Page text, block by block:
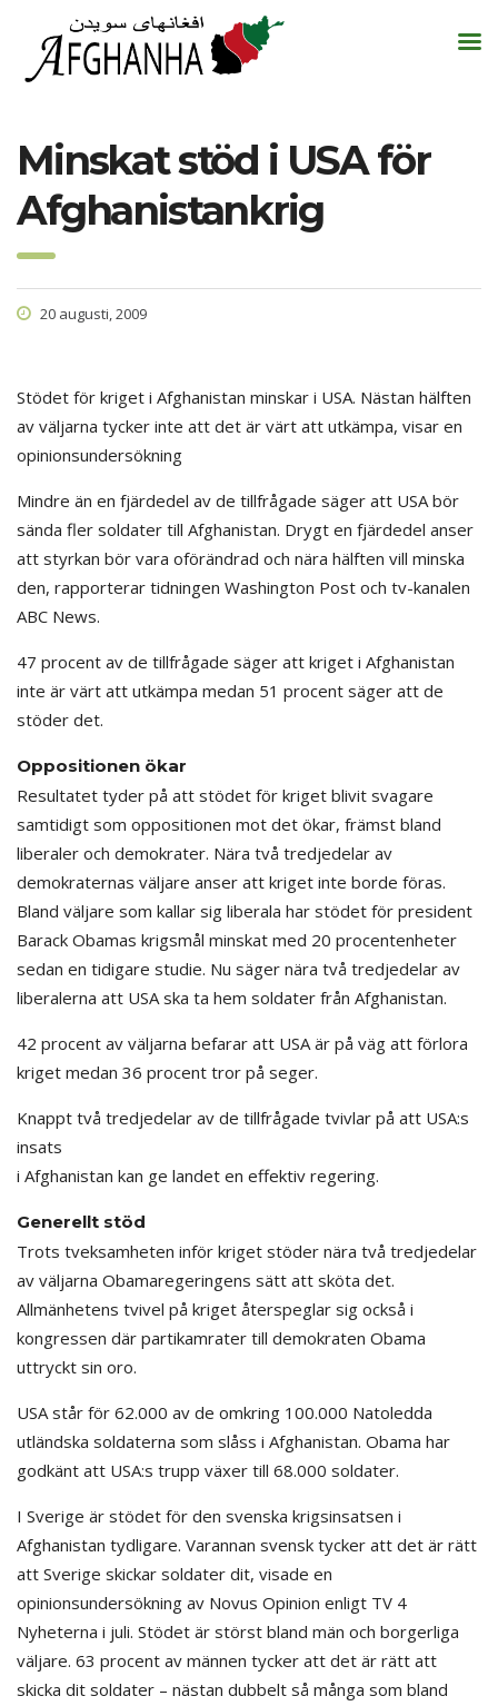
Minskat stöd i USA för
Afghanistankrig
20 augusti, 2009
Stödet för kriget i Afghanistan minskar i USA. Nästan hälften
av väljarna tycker inte att det är värt att utkämpa, visar en
opinionsundersökning
Mindre än en fjärdedel av de tillfrågade säger att USA bör
sända fler soldater till Afghanistan. Drygt en fjärdedel anser
att styrkan bör vara oförändrad och nära hälften vill minska
den, rapporterar tidningen Washington Post och tv-kanalen
ABC News.
47 procent av de tillfrågade säger att kriget i Afghanistan
inte är värt att utkämpa medan 51 procent säger att de
stöder det.
Oppositionen ökar
Resultatet tyder på att stödet för kriget blivit svagare
samtidigt som oppositionen mot det ökar, främst bland
liberaler och demokrater. Nära två tredjedelar av
demokraternas väljare anser att kriget inte borde föras.
Bland väljare som kallar sig liberala har stödet för president
Barack Obamas krigsmål minskat med 20 procentenheter
sedan en tidigare studie. Nu säger nära två tredjedelar av
liberalerna att USA ska ta hem soldater från Afghanistan.
42 procent av väljarna befarar att USA är på väg att förlora
kriget medan 36 procent tror på seger.
Knappt två tredjedelar av de tillfrågade tvivlar på att USA:s
insats
i Afghanistan kan ge landet en effektiv regering.
Generellt stöd
Trots tveksamheten inför kriget stöder nära två tredjedelar
av väljarna Obamaregeringens sätt att sköta det.
Allmänhetens tvivel på kriget återspeglar sig också i
kongressen där partikamrater till demokraten Obama
uttryckt sin oro.
USA står för 62.000 av de omkring 100.000 Natoledda
utländska soldaterna som slåss i Afghanistan. Obama har
godkänt att USA:s trupp växer till 68.000 soldater.
I Sverige är stödet för den svenska krigsinsatsen i
Afghanistan tydligare. Varannan svensk tycker att det är rätt
att Sverige skickar soldater dit, visade en
opinionsundersökning av Novus Opinion enligt TV 4
Nyheterna i juli. Stödet är störst bland män och borgerliga
väljare. 63 procent av männen tycker att det är rätt att
skicka dit soldater – nästan dubbelt så många som bland